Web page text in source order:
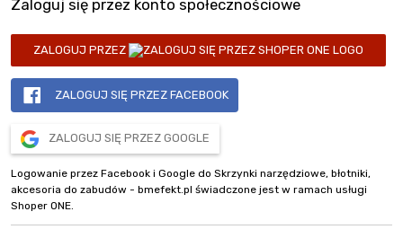
Zaloguj się przez konto społecznościowe
ZALOGUJ PRZEZ
ZALOGUJ SIĘ PRZEZ FACEBOOK
ZALOGUJ SIĘ PRZEZ GOOGLE
Logowanie przez Facebook i Google do Skrzynki narzędziowe, błotniki,
akcesoria do zabudów - bmefekt.pl świadczone jest w ramach usługi
Shoper ONE.